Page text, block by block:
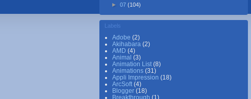
►07(104)
Labels
Adobe (2)
Akihabara (2)
AMD (4)
Animal (3)
Animation List (8)
Animations (31)
Appli Impression (18)
ArcSoft (4)
Blogger (18)